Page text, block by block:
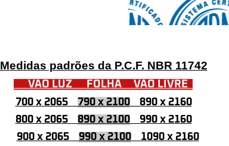
Medidas padrões da P.C.F. NBR 11742
VÃO LUZ FOLHA VÃO LIVRE
700 x 2065 790 x 2100890 x 2160
800 x 2065 890 x 2100990 x 2160
900 x 2065 990 x 21001090 x 2160